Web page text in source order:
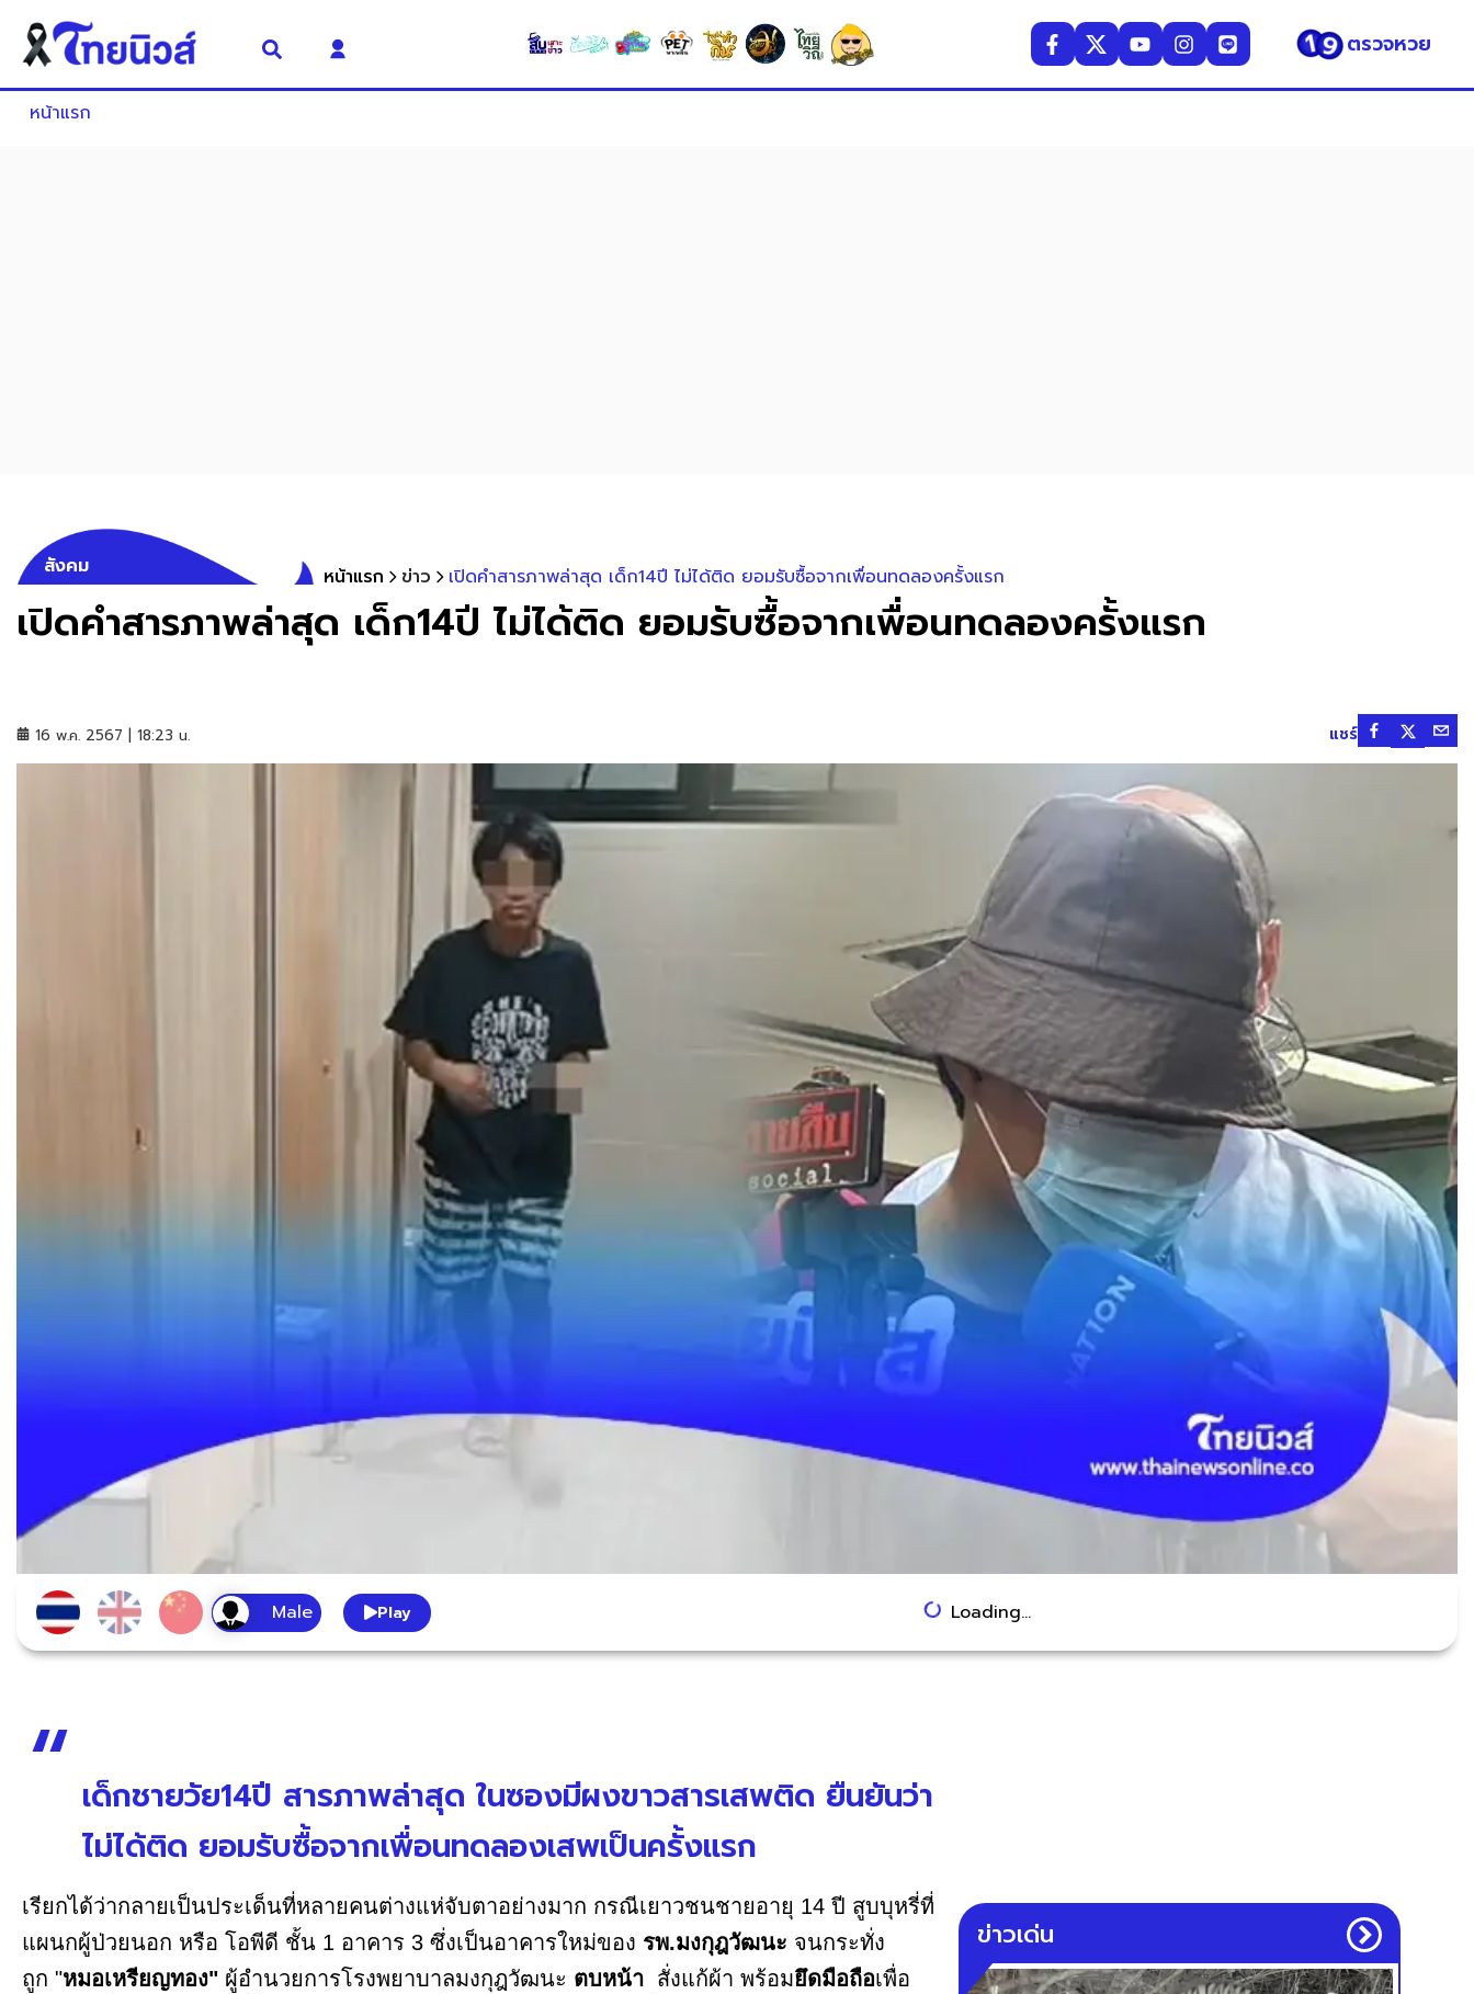
ตรวจหวย
หน้าแรก
สังคม หน้าแรก ข่าว เปิดคำสารภาพล่าสุด เด็ก14ปี ไม่ได้ติด ยอมรับซื้อจากเพื่อนทดลองครั้งแรก
เปิดคำสารภาพล่าสุด เด็ก14ปี ไม่ได้ติด ยอมรับซื้อจากเพื่อนทดลองครั้งแรก
16 พ.ค. 2567 | 18:23 น. แชร์
Play Loading...
เด็กชายวัย14ปี สารภาพล่าสุด ในซองมีผงขาวสารเสพติด ยืนยันว่า
ไม่ได้ติด ยอมรับซื้อจากเพื่อนทดลองเสพเป็นครั้งแรก
เรียกได้ว่ากลายเป็นประเด็นที่หลายคนต่างแห่จับตาอย่างมาก กรณีเยาวชนชายอายุ 14 ปี สูบบุหรี่ที่
แผนกผู้ป่วยนอก หรือ โอพีดี ชั้น 1 อาคาร 3 ซึ่งเป็นอาคารใหม่ของ รพ.มงกุฎวัฒนะ จนกระทั่ง
ถูก "หมอเหรียญทอง" ผู้อำนวยการโรงพยาบาลมงกุฎวัฒนะ ตบหน้า สั่งแก้ผ้า พร้อมยึดมือถือเพื่อ
ข่าวเด่น